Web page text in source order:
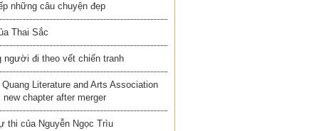
những câu chuyện đẹp
Thai Sắc
người đi theo vết chiến tranh
Literature and Arts Association
new chapter after merger
thi của Nguyễn Ngọc Trìu